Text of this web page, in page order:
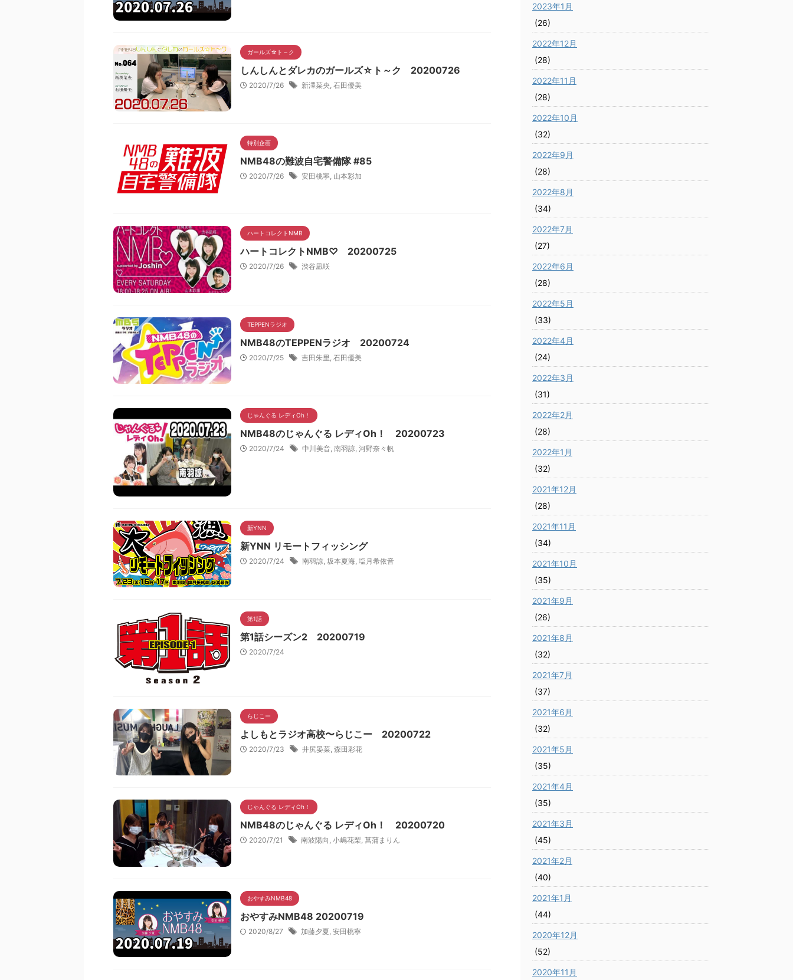
ガールズ☆ト～ク
しんしんとダレカのガールズ☆ト～ク 20200726
2020/7/26 新澤菜央, 石田優美
特別企画
NMB48の難波自宅警備隊 #85
2020/7/26 安田桃寧 山本彩加
ハートコレクトNMB
ハートコレクトNMB♡ 20200725
2020/7/26 渋谷凪咲
TEPPENラジオ
NMB48のTEPPENラジオ 20200724
2020/7/25 吉田朱里 石田優美
じゃんぐる レディOh！
NMB48のじゃんぐる レディOh！ 20200723
2020/7/24 中川美音, 南羽諒, 河野奈々帆
新YNN
新YNN リモートフィッシング
2020/7/24 南羽諒, 坂本夏海, 塩月希依音
第1話
第1話シーズン2 20200719
2020/7/24
らじこー
よしもとラジオ高校〜らじこー 20200722
2020/7/23 井尻晏菜 森田彩花
じゃんぐる レディOh！
NMB48のじゃんぐる レディOh！ 20200720
2020/7/21 南波陽向 , 小嶋花梨, 菖蒲まりん
おやすみNMB48
おやすみNMB48 20200719
2020/8/27 加藤夕夏 安田桃寧
2023年1月
(26)
2022年12月
(28)
2022年11月
(28)
2022年10月
(32)
2022年9月
(28)
2022年8月
(34)
2022年7月
(27)
2022年6月
(28)
2022年5月
(33)
2022年4月
(24)
2022年3月
(31)
2022年2月
(28)
2022年1月
(32)
2021年12月
(28)
2021年11月
(34)
2021年10月
(35)
2021年9月
(26)
2021年8月
(32)
2021年7月
(37)
2021年6月
(32)
2021年5月
(35)
2021年4月
(35)
2021年3月
(45)
2021年2月
(40)
2021年1月
(44)
2020年12月
(52)
2020年11月